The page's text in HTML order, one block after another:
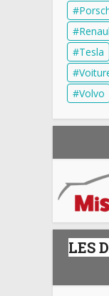
Tesla
Volvo
LES